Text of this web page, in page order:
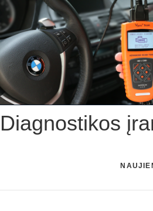
Skip
to
content
Diagnostikos